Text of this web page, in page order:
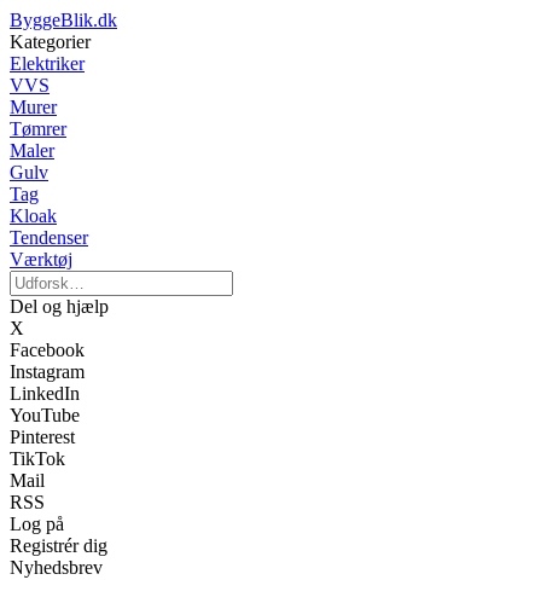
ByggeBlik.dk
Kategorier
Elektriker
VVS
Murer
Tømrer
Maler
Gulv
Tag
Kloak
Tendenser
Værktøj
Del og hjælp
X
Facebook
Instagram
LinkedIn
YouTube
Pinterest
TikTok
Mail
RSS
Log på
Registrér dig
Nyhedsbrev